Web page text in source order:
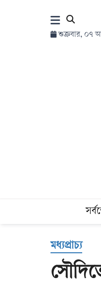
শুক্রবার, ০৭
মধ্যপ্রাচ্য